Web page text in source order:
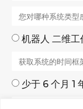
机器人 二维
少于 6 个月 1